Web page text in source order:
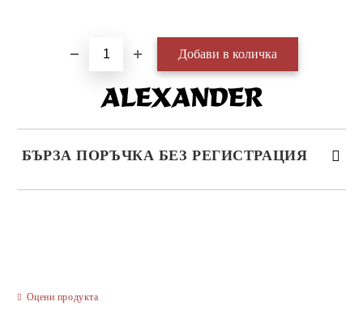
БЪРЗА ПОРЪЧКА БЕЗ РЕГИСТРАЦИЯ
Оцени продукта